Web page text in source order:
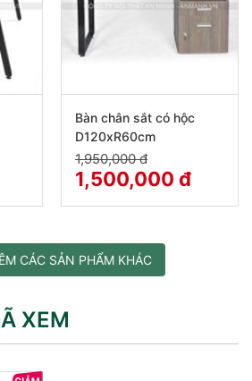
Bàn chân sắt có hộc
D120xR60cm
1,950,000 đ
1,500,000 đ
CÁC SẢN PHẨM KHÁC
XEM